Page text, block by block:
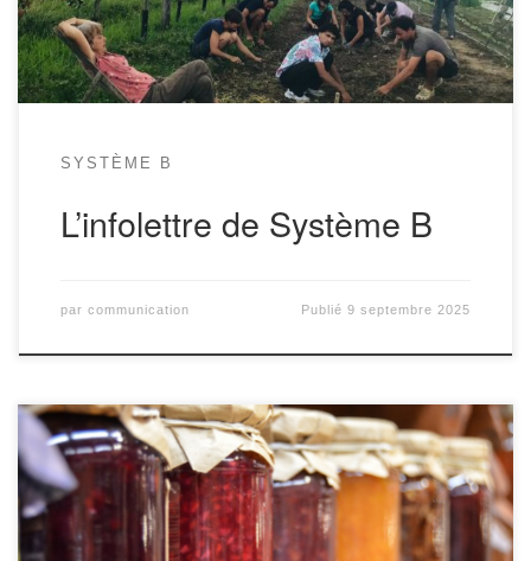
A. […]
SYSTÈME B
L’infolettre de Système B
par communication Publié9 septembre 2025
Hello! Voici la 46ème infolettre de Système B, ta coopérative bio,
éthique, préférée, tout ça. Alors quoi de neuf à Système B? C’est par